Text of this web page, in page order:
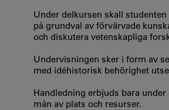
Under delkursen skall
på grundval av förvärvade
och diskutera vetenskapliga
Undervisningen sker i form av
med idéhistorisk behörighet
Handledning erbjuds bara
mån av plats och resurser.